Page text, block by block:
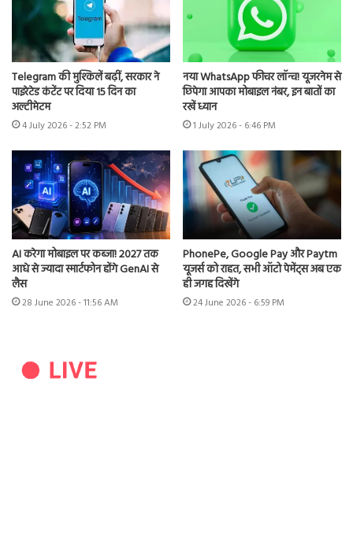
Telegram की मुश्किलें बढ़ीं, सरकार ने
पाइरेटेड कंटेंट पर दिया 15 दिन का
अल्टीमेटम
4 July 2026 - 2:52 PM
नया WhatsApp फीचर लॉन्च! यूजरनेम से
छिपेगा आपका मोबाइल नंबर, इन बातों का
रखें ध्यान
1 July 2026 - 6:46 PM
AI करेगा मोबाइल पर कब्जा! 2027 तक
आधे से ज्यादा स्मार्टफोन होंगे GenAI से
लैस
28 June 2026 - 11:56 AM
PhonePe, Google Pay और Paytm
यूजर्स को राहत, सभी ऑटो पेमेंट्स अब एक
ही जगह दिखेंगे
24 June 2026 - 6:59 PM